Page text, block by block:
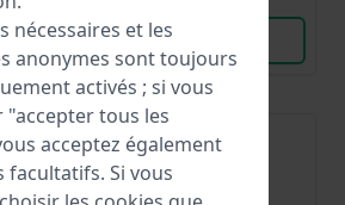
Voir les produits
nécessaires et les
anonymes sont toujours
activés ; si vous
"accepter tous les
acceptez également
facultatifs. Si vous